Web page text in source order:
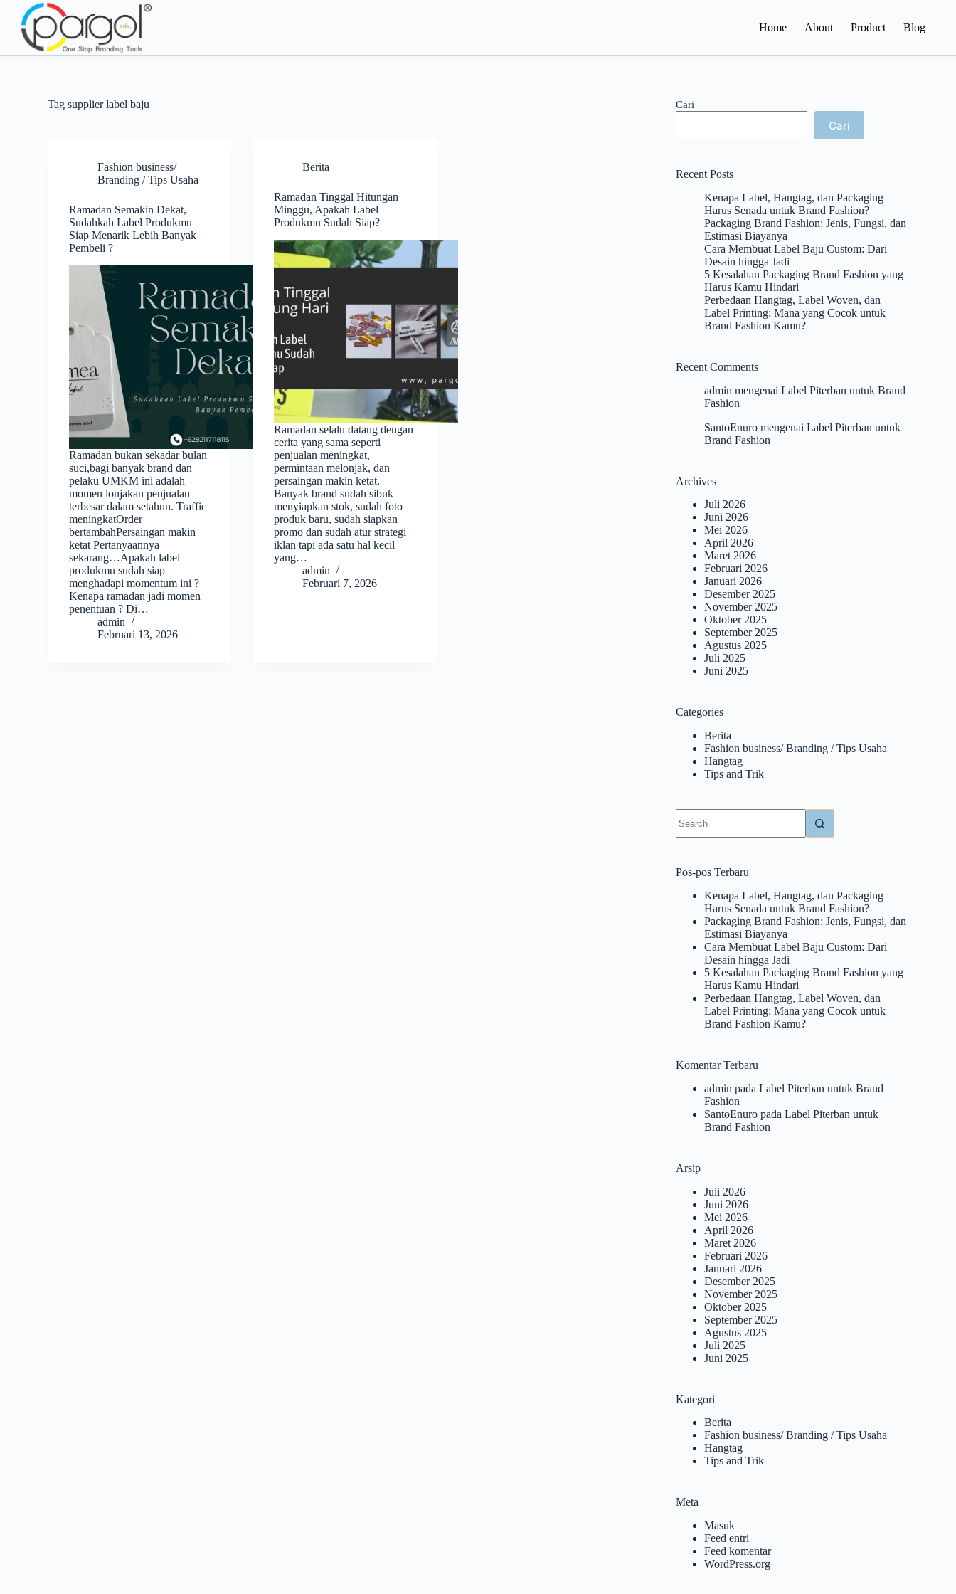
Home About Product Blog
Tag supplier label baju
Fashion business/
Branding / Tips Usaha
Ramadan Semakin Dekat,
Sudahkah Label Produkmu
Siap Menarik Lebih Banyak
Pembeli ?
Ramadan bukan sekadar bulan
suci,bagi banyak brand dan
pelaku UMKM ini adalah
momen lonjakan penjualan
terbesar dalam setahun. Traffic
meningkatOrder
bertambahPersaingan makin
ketat Pertanyaannya
sekarang…Apakah label
produkmu sudah siap
menghadapi momentum ini ?
Kenapa ramadan jadi momen
penentuan ? Di…
admin
Februari 13, 2026
Berita
Ramadan Tinggal Hitungan
Minggu, Apakah Label
Produkmu Sudah Siap?
Ramadan selalu datang dengan
cerita yang sama seperti
penjualan meningkat,
permintaan melonjak, dan
persaingan makin ketat.
Banyak brand sudah sibuk
menyiapkan stok, sudah foto
produk baru, sudah siapkan
promo dan sudah atur strategi
iklan tapi ada satu hal kecil
yang…
admin
Februari 7, 2026
Cari
Cari
Recent Posts
Kenapa Label, Hangtag, dan Packaging
Harus Senada untuk Brand Fashion?
Packaging Brand Fashion: Jenis, Fungsi, dan
Estimasi Biayanya
Cara Membuat Label Baju Custom: Dari
Desain hingga Jadi
5 Kesalahan Packaging Brand Fashion yang
Harus Kamu Hindari
Perbedaan Hangtag, Label Woven, dan
Label Printing: Mana yang Cocok untuk
Brand Fashion Kamu?
Recent Comments
admin mengenaiLabel Piterban untuk Brand
Fashion
SantoEnuro mengenaiLabel Piterban untuk
Brand Fashion
Archives
Juli 2026
Juni 2026
Mei 2026
April 2026
Maret 2026
Februari 2026
Januari 2026
Desember 2025
November 2025
Oktober 2025
September 2025
Agustus 2025
Juli 2025
Juni 2025
Categories
Berita
Fashion business/ Branding / Tips Usaha
Hangtag
Tips and Trik
results
Pos-pos Terbaru
Kenapa Label, Hangtag, dan Packaging
Harus Senada untuk Brand Fashion?
Packaging Brand Fashion: Jenis, Fungsi, dan
Estimasi Biayanya
Cara Membuat Label Baju Custom: Dari
Desain hingga Jadi
5 Kesalahan Packaging Brand Fashion yang
Harus Kamu Hindari
Perbedaan Hangtag, Label Woven, dan
Label Printing: Mana yang Cocok untuk
Brand Fashion Kamu?
Komentar Terbaru
admin padaLabel Piterban untuk Brand
Fashion
SantoEnuro padaLabel Piterban untuk
Brand Fashion
Arsip
Juli 2026
Juni 2026
Mei 2026
April 2026
Maret 2026
Februari 2026
Januari 2026
Desember 2025
November 2025
Oktober 2025
September 2025
Agustus 2025
Juli 2025
Juni 2025
Kategori
Berita
Fashion business/ Branding / Tips Usaha
Hangtag
Tips and Trik
Meta
Masuk
Feed entri
Feed komentar
WordPress.org